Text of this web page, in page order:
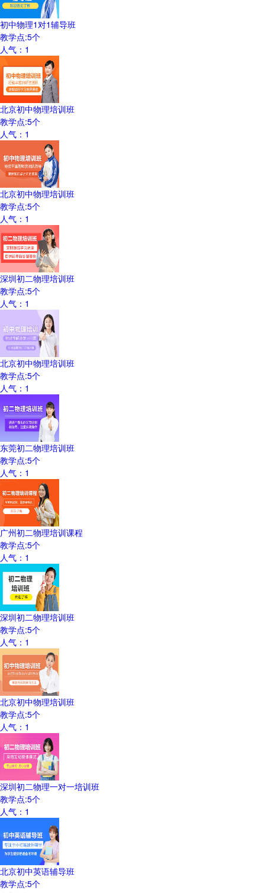
初中物理1对1辅导班
教学点:5个
人气： 1
北京初中物理培训班
教学点:5个
人气： 1
北京初中物理培训班
教学点:5个
人气： 1
深圳初二物理培训班
教学点:5个
人气： 1
北京初中物理培训班
教学点:5个
人气： 1
东莞初二物理培训班
教学点:5个
人气： 1
广州初二物理培训课程
教学点:5个
人气： 1
深圳初二物理培训班
教学点:5个
人气： 1
北京初中物理培训班
教学点:5个
人气： 1
深圳初二物理一对一培训班
教学点:5个
人气： 1
北京初中英语辅导班
教学点:5个